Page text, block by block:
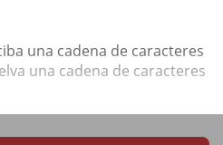
una cadena de caracteres
una cadena de caracteres